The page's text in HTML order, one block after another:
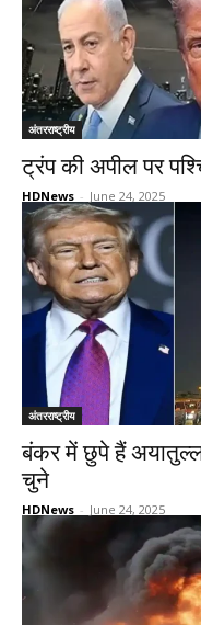
अंतरराष्ट्रीय
ट्रंप की अपील पर
HDNews - June 24, 2025
अंतरराष्ट्रीय
बंकर में छुपे हैं
चुने
HDNews - June 24, 2025